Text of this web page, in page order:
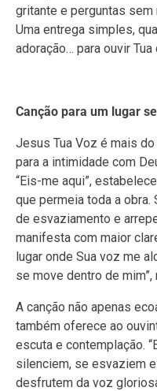
gritante e perguntas
Uma entrega simples,
adoração… para ouvir Tua
Canção para um lugar
Jesus Tua Voz é mais
para a intimidade com
“Eis-me aqui”,
que permeia toda a obra.
de esvaziamento e
manifesta com maior
lugar onde Sua voz me
se move dentro de mim”,
A canção não apenas
também oferece ao
escuta e contemplação.
silenciem, se esvaziem e
desfrutem da voz